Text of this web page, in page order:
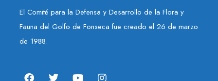
El Comité para la Defensa y Desarrollo de la Flora y
Fauna del Golfo de Fonseca fue creado el 26 de marzo
de 1988.